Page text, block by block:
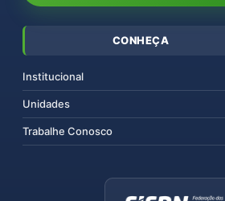
CONHEÇA
Institucional
Unidades
Trabalhe Conosco